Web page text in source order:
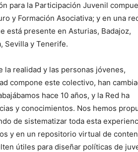
para la Participación Juvenil
y Formación Asociativa; y en una
está presente en Asturias, Badajoz,
Sevilla y Tenerife.
la realidad y las personas jóvenes,
compone este colectivo, han
hace 10 años, y la Red ha
y conocimientos. Nos hemos
de sistematizar toda esta
y en un repositorio virtual de
útiles para diseñar políticas de